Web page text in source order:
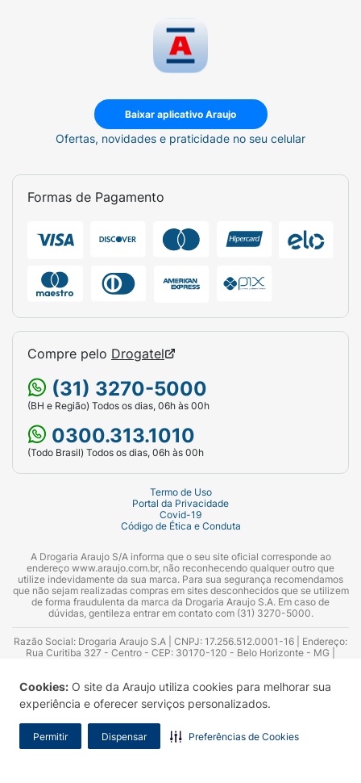
Cookies: O site da Araujo utiliza cookies para melhorar sua
experiência e oferecer serviços personalizados.
Permitir Dispensar Preferências de Cookies
Baixar aplicativo Araujo
Ofertas, novidades e praticidade no seu celular
Formas de Pagamento
Compre pelo Drogatel
(31) 3270-5000
(BH e Região) Todos os dias, 06h às 00h
0300.313.1010
(Todo Brasil) Todos os dias, 06h às 00h
Termo de Uso
Portal da Privacidade
Covid-19
Código de Ética e Conduta
A Drogaria Araujo S/A informa que o seu site oficial corresponde ao
endereço www.araujo.com.br, não reconhecendo qualquer outro que
utilize indevidamente da sua marca. Para sua segurança recomendamos
que não sejam realizadas compras em sites desconhecidos que se utilizem
de forma fraudulenta da marca da Drogaria Araujo S.A. Em caso de
dúvidas, gentileza entrar em contato com (31) 3270-5000.
Razão Social: Drogaria Araujo S.A | CNPJ: 17.256.512.0001-16 | Endereço:
Rua Curitiba 327 - Centro - CEP: 30170-120 - Belo Horizonte - MG |
Azevedo Guimarães – CRF 10.965 | Yasmin Silva Alvarenga – CRF 52.584 -
Consultor substituto: Thiago Aguiar Pinheiro - CRF Nº 13.748. Alvará
Sanitário: 2025020713 | Autorização de Funcionamento da Empresa (AFE):